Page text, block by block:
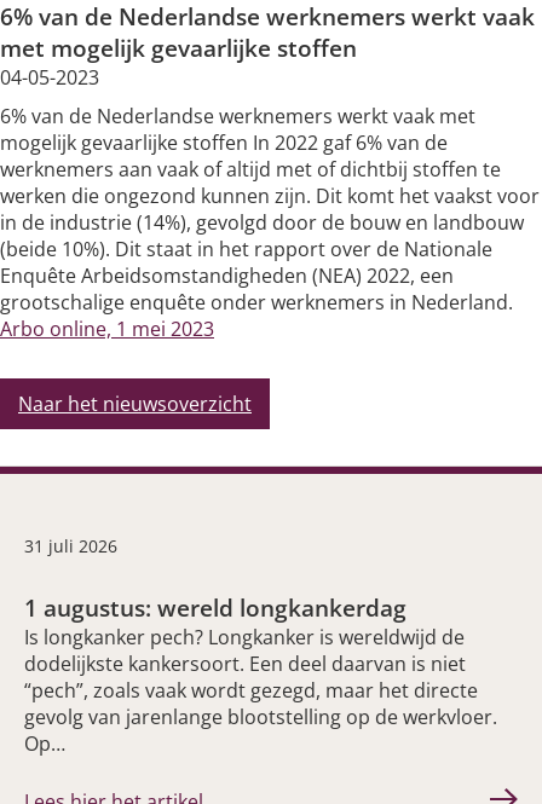
Very Brief Work Advice
Bestellen informatiemateriaal
6% van de Nederlandse werknemers werkt vaak
met mogelijk gevaarlijke stoffen
04-05-2023
6% van de Nederlandse werknemers werkt vaak met
mogelijk gevaarlijke stoffen In 2022 gaf 6% van de
werknemers aan vaak of altijd met of dichtbij stoffen te
werken die ongezond kunnen zijn. Dit komt het vaakst voor
in de industrie (14%), gevolgd door de bouw en landbouw
(beide 10%). Dit staat in het rapport over de Nationale
Enquête Arbeidsomstandigheden (NEA) 2022, een
grootschalige enquête onder werknemers in Nederland.
Arbo online, 1 mei 2023
Naar het nieuwsoverzicht
31 juli 2026
1 augustus: wereld longkankerdag
Is longkanker pech? Longkanker is wereldwijd de
dodelijkste kankersoort. Een deel daarvan is niet
“pech”, zoals vaak wordt gezegd, maar het directe
gevolg van jarenlange blootstelling op de werkvloer.
Op…